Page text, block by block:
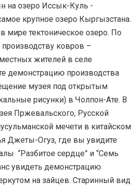
на озеро Иссык-Куль -
крупное озеро Кыргызстана.
мире тектоническое озеро. По
ковров –
жителей в селе
демонстрацию производства
музея под открытым
рисунки) в Чолпон-Ате. В
Пржевальского, Русской
мечети в китайском
Джеты-Огуз, где вы увидите
“Разбитое сердце” и “Семь
увидеть демонстрацию
на зайцев. Старинный вид